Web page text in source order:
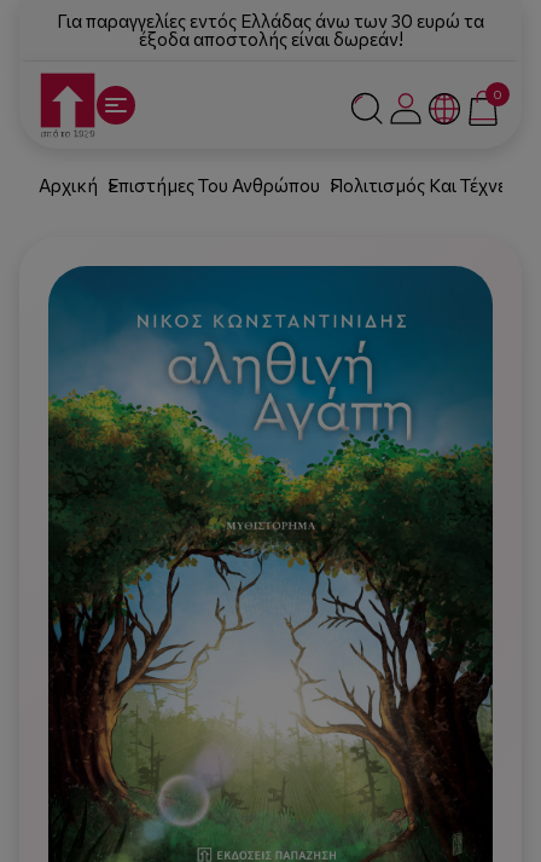
Για παραγγελίες εντός Ελλάδας άνω των 30 ευρώ τα
έξοδα αποστολής είναι δωρεάν!
0
Αρχική Επιστήμες Του Ανθρώπου Πολιτισμός Και Τέχνες